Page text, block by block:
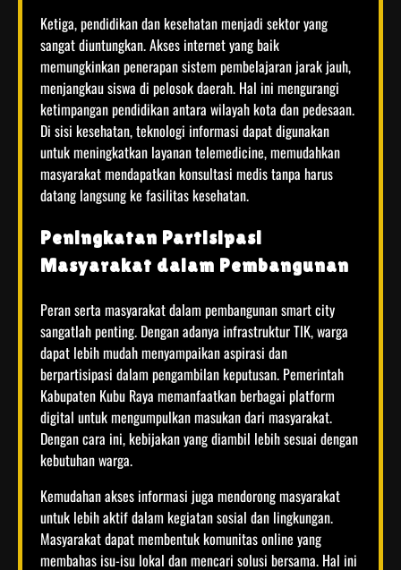
Ketiga, pendidikan dan kesehatan menjadi sektor yang
sangat diuntungkan. Akses internet yang baik
memungkinkan penerapan sistem pembelajaran jarak jauh,
menjangkau siswa di pelosok daerah. Hal ini mengurangi
ketimpangan pendidikan antara wilayah kota dan pedesaan.
Di sisi kesehatan, teknologi informasi dapat digunakan
untuk meningkatkan layanan telemedicine, memudahkan
masyarakat mendapatkan konsultasi medis tanpa harus
datang langsung ke fasilitas kesehatan.
Peningkatan Partisipasi
Masyarakat dalam Pembangunan
Peran serta masyarakat dalam pembangunan smart city
sangatlah penting. Dengan adanya infrastruktur TIK, warga
dapat lebih mudah menyampaikan aspirasi dan
berpartisipasi dalam pengambilan keputusan. Pemerintah
Kabupaten Kubu Raya memanfaatkan berbagai platform
digital untuk mengumpulkan masukan dari masyarakat.
Dengan cara ini, kebijakan yang diambil lebih sesuai dengan
kebutuhan warga.
Kemudahan akses informasi juga mendorong masyarakat
untuk lebih aktif dalam kegiatan sosial dan lingkungan.
Masyarakat dapat membentuk komunitas online yang
membahas isu-isu lokal dan mencari solusi bersama. Hal ini